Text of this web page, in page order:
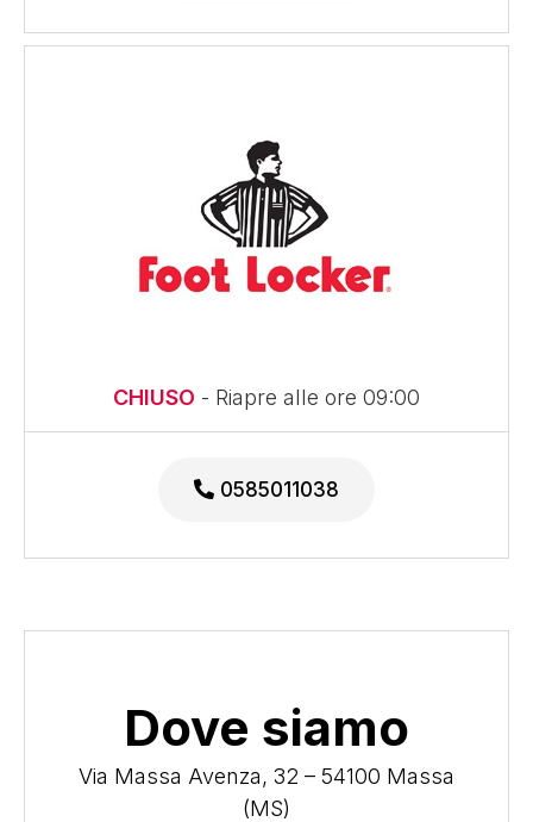
CHIUSO - Riapre alle ore 09:00
0585011038
Dove siamo
Via Massa Avenza, 32 – 54100 Massa
(MS)